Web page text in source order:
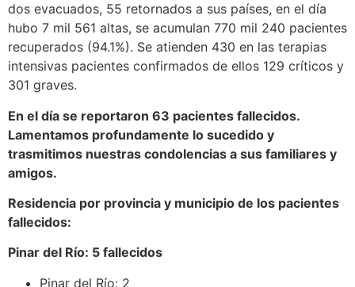
dos evacuados, 55 retornados a sus países, en el día
hubo 7 mil 561 altas, se acumulan 770 mil 240 pacientes
recuperados (94.1%). Se atienden 430 en las terapias
intensivas pacientes confirmados de ellos 129 críticos y
301 graves.
En el día se reportaron 63 pacientes fallecidos.
Lamentamos profundamente lo sucedido y
trasmitimos nuestras condolencias a sus familiares y
amigos.
Residencia por provincia y municipio de los pacientes
fallecidos:
Pinar del Río: 5 fallecidos
Pinar del Río: 2